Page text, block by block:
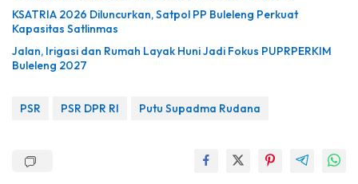
KSATRIA 2026 Diluncurkan, Satpol PP Buleleng Perkuat
Kapasitas Satlinmas
Jalan, Irigasi dan Rumah Layak Huni Jadi Fokus PUPRPERKIM
Buleleng 2027
PSR PSR DPR RI Putu Supadma Rudana